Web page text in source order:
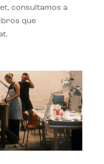
consultamos a
que